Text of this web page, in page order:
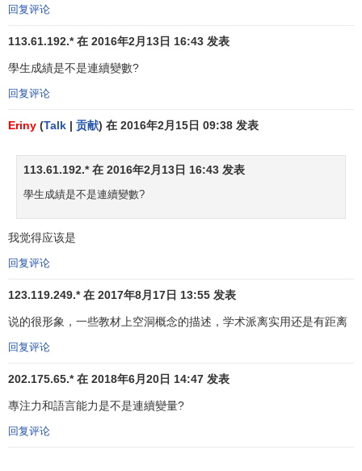
回复评论
113.61.192.* 在 2016年2月13日 16:43 发表
學生成績是不是連續變數?
回复评论
Eriny (Talk | 贡献) 在 2016年2月15日 09:38 发表
113.61.192.* 在 2016年2月13日 16:43 发表
學生成績是不是連續變數?
我觉得应该是
回复评论
123.119.249.* 在 2017年8月17日 13:55 发表
说的很形象，一些教材上空洞概念的描述，学术派离实用还是有距离
回复评论
202.175.65.* 在 2018年6月20日 14:47 发表
專注力和語言能力是不是連續變量?
回复评论